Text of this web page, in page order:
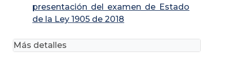
presentación del examen de Estado
de la Ley 1905 de 2018
Más detalles